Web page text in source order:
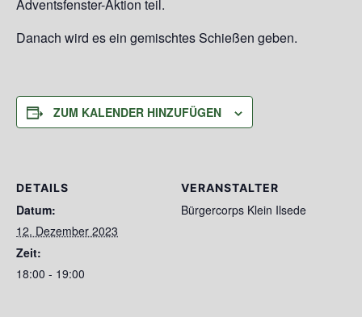
Adventsfenster-Aktion teil.
Danach wird es ein gemischtes Schießen geben.
ZUM KALENDER HINZUFÜGEN
DETAILS
Datum:
12. Dezember 2023
Zeit:
18:00 - 19:00
VERANSTALTER
Bürgercorps Klein Ilsede